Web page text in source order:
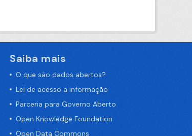
Saiba mais
O que são dados abertos?
Lei de acesso a informação
Parceria para Governo Aberto
Open Knowledge Foundation
Open Data Commons